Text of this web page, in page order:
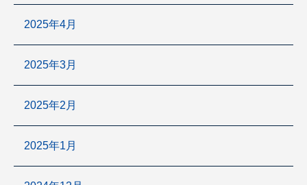
2025年4月
2025年3月
2025年2月
2025年1月